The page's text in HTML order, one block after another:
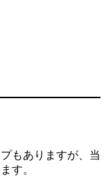
もありますが、当
す。